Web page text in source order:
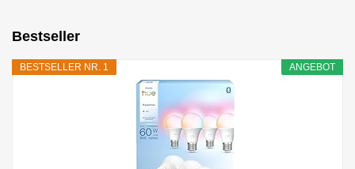
Bestseller
ANGEBOT
BESTSELLER NR. 1